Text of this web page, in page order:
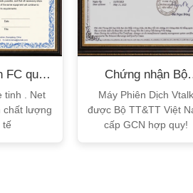
FC quốc
tinh . Net
chất lượng
tế
Chứng nhận Bộ
TT&TT
Máy Phiên Dịch
được Bộ TT&TT Việt
cấp GCN hợp quy!